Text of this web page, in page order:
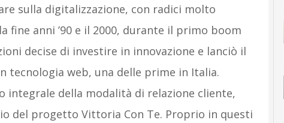
sulla digitalizzazione, con radici molto
fine anni ’90 e il 2000, durante il primo boom
decise di investire in innovazione e lanciò il
web, una delle prime in Italia.
integrale della modalità di relazione cliente,
del progetto Vittoria Con Te. Proprio in questi